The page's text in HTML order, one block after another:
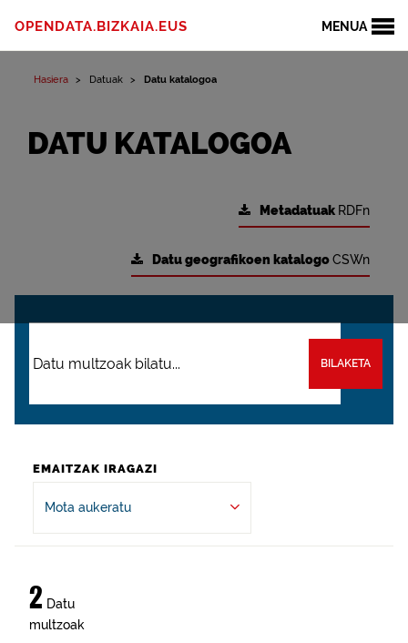
MENUA
OPENDATA.BIZKAIA.EUS
Hasiera Datuak Datu katalogoa
DATU KATALOGOA
Metadatuak RDFn
Datu geografikoen katalogoCSWn
BILAKETA
EMAITZAK IRAGAZI
Mota aukeratu
2 Datu
multzoak